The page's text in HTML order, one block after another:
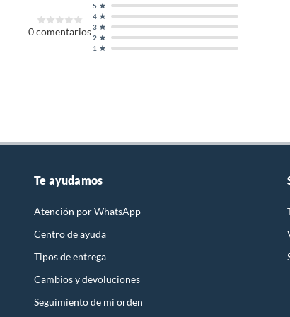
Incluye
Género
Suspensión
Cambio delantero
0comentarios
1
2
3
4
5
Te ayudamos
Atención por WhatsApp
Centro de ayuda
Tipos de entrega
Cambios y devoluciones
Seguimiento de mi orden